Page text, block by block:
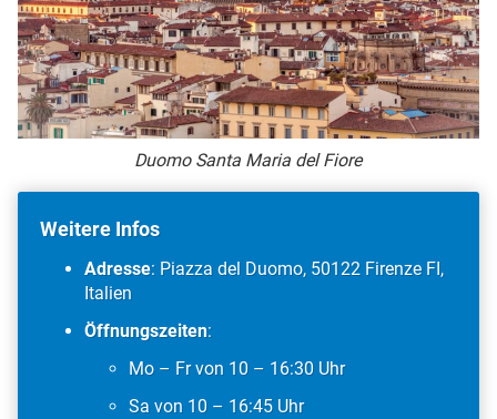
Duomo Santa Maria del Fiore
Weitere Infos
Adresse: Piazza del Duomo, 50122 Firenze FI,
Italien
Öffnungszeiten:
Mo – Fr von 10 – 16:30 Uhr
Sa von 10 – 16:45 Uhr